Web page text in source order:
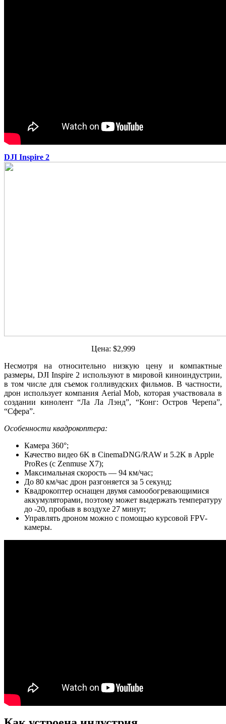
DJI Inspire 2
Цена: $2,999
Несмотря на относительно низкую цену и компактные
размеры, DJI Inspire 2 используют в мировой киноиндустрии,
в том числе для съемок голливудских фильмов. В частности,
дрон использует компания Aerial Mob, которая участвовала в
создании кинолент “Ла Ла Лэнд”, “Конг: Остров Черепа”,
“Сфера”.
Особенности квадрокоптера:
Камера 360°;
Качество видео 6K в CinemaDNG/RAW и 5.2K в Apple
ProRes (с Zenmuse X7);
Максимальная скорость — 94 км/час;
До 80 км/час дрон разгоняется за 5 секунд;
Квадрокоптер оснащен двумя самообогревающимися
аккумуляторами, поэтому может выдержать температуру
до -20, пробыв в воздухе 27 минут;
Управлять дроном можно с помощью курсовой FPV-
камеры.